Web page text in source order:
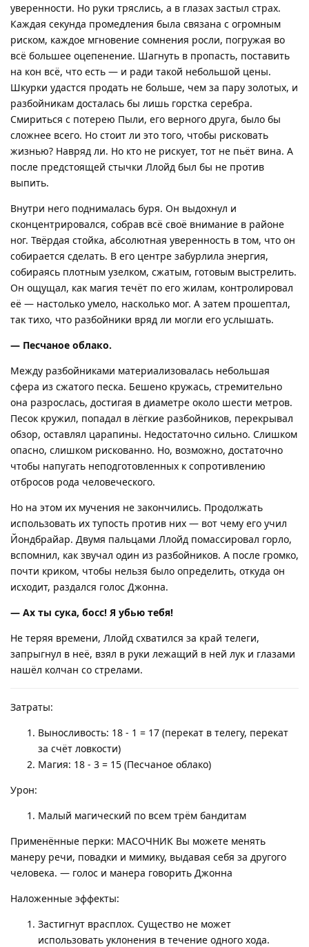
уверенности. Но руки тряслись, а в глазах застыл страх.
Каждая секунда промедления была связана с огромным
риском, каждое мгновение сомнения росли, погружая во
всё большее оцепенение. Шагнуть в пропасть, поставить
на кон всё, что есть — и ради такой небольшой цены.
Шкурки удастся продать не больше, чем за пару золотых, и
разбойникам досталась бы лишь горстка серебра.
Смириться с потерею Пыли, его верного друга, было бы
сложнее всего. Но стоит ли это того, чтобы рисковать
жизнью? Навряд ли. Но кто не рискует, тот не пьёт вина. А
после предстоящей стычки Ллойд был бы не против
выпить.
Внутри него поднималась буря. Он выдохнул и
сконцентрировался, собрав всё своё внимание в районе
ног. Твёрдая стойка, абсолютная уверенность в том, что он
собирается сделать. В его центре забурлила энергия,
собираясь плотным узелком, сжатым, готовым выстрелить.
Он ощущал, как магия течёт по его жилам, контролировал
её — настолько умело, насколько мог. А затем прошептал,
так тихо, что разбойники вряд ли могли его услышать.
— Песчаное облако.
Между разбойниками материализовалась небольшая
сфера из сжатого песка. Бешено кружась, стремительно
она разрослась, достигая в диаметре около шести метров.
Песок кружил, попадал в лёгкие разбойников, перекрывал
обзор, оставлял царапины. Недостаточно сильно. Слишком
опасно, слишком рискованно. Но, возможно, достаточно
чтобы напугать неподготовленных к сопротивлению
отбросов рода человеческого.
Но на этом их мучения не закончились. Продолжать
использовать их тупость против них — вот чему его учил
Йондбрайар. Двумя пальцами Ллойд помассировал горло,
вспомнил, как звучал один из разбойников. А после громко,
почти криком, чтобы нельзя было определить, откуда он
исходит, раздался голос Джонна.
— Ах ты сука, босс! Я убью тебя!
Не теряя времени, Ллойд схватился за край телеги,
запрыгнул в неё, взял в руки лежащий в ней лук и глазами
нашёл колчан со стрелами.
Затраты:
Выносливость: 18 - 1 = 17 (перекат в телегу, перекат
за счёт ловкости)
Магия: 18 - 3 = 15 (Песчаное облако)
Урон:
Малый магический по всем трём бандитам
Применённые перки: МАСОЧНИК Вы можете менять
манеру речи, повадки и мимику, выдавая себя за другого
человека. — голос и манера говорить Джонна
Наложенные эффекты:
Застигнут врасплох. Существо не может
использовать уклонения в течение одного хода.